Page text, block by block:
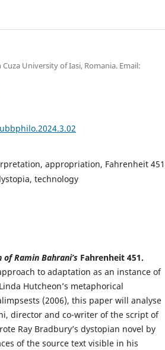
University of Iasi, Romania. Email:
appropriation, Fahrenheit
technology
Ramin Bahrani’s Fahrenheit 451.
to adaptation as an instance of
Hutcheon’s metaphorical
(2006), this paper will analyse
director and co-writer of the script of
Ray Bradbury’s dystopian novel by
of the source text visible in his